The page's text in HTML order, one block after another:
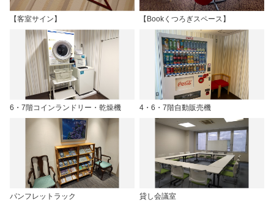
【客室サイン】 【Bookくつろぎスペース】
6・7階コインランドリー・乾燥機 4・6・7階自動販売機
パンフレットラック 貸し会議室